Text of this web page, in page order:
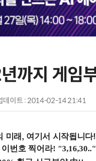
까지 게임
데이트 : 2014-02-14 21:41
미래, 여기서 시작됩니다